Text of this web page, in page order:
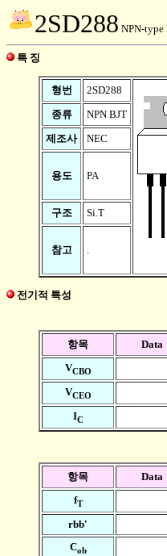
2SD288 NPN-
특 징
형번
2SD288
종류
NPN BJT
제조사
NEC
용도 PA
구조 Si.T
참고 .
전기적 특성
항목
Data
VCBO
VCEO
IC
항목
Data
fT
rbb'
Cob